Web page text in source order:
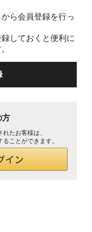
ら会員登録を行っ
しておくと便利に
方
たお客様は、
ことができます。